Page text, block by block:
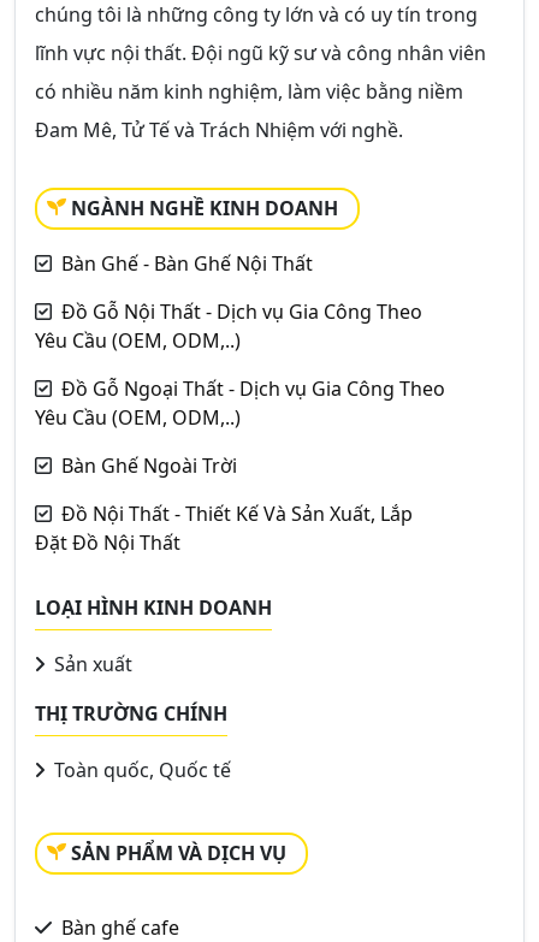
chúng tôi là những công ty lớn và có uy tín trong
lĩnh vực nội thất. Đội ngũ kỹ sư và công nhân viên
có nhiều năm kinh nghiệm, làm việc bằng niềm
Đam Mê, Tử Tế và Trách Nhiệm với nghề.
NGÀNH NGHỀ KINH DOANH
Bàn Ghế - Bàn Ghế Nội Thất
Đồ Gỗ Nội Thất - Dịch vụ Gia Công Theo
Yêu Cầu (OEM, ODM,..)
Đồ Gỗ Ngoại Thất - Dịch vụ Gia Công Theo
Yêu Cầu (OEM, ODM,..)
Bàn Ghế Ngoài Trời
Đồ Nội Thất - Thiết Kế Và Sản Xuất, Lắp
Đặt Đồ Nội Thất
LOẠI HÌNH KINH DOANH
Sản xuất
THỊ TRƯỜNG CHÍNH
Toàn quốc, Quốc tế
SẢN PHẨM VÀ DỊCH VỤ
Bàn ghế cafe